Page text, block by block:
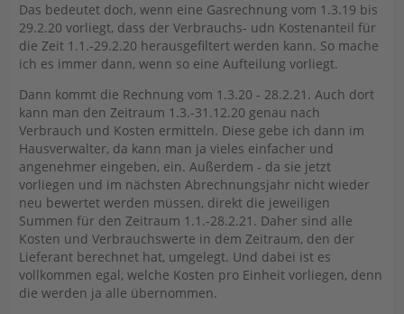
Das bedeutet doch, wenn eine Gasrechnung vom 1.3.19 bis
29.2.20 vorliegt, dass der Verbrauchs- udn Kostenanteil für
die Zeit 1.1.-29.2.20 herausgefiltert werden kann. So mache
ich es immer dann, wenn so eine Aufteilung vorliegt.
Dann kommt die Rechnung vom 1.3.20 - 28.2.21. Auch dort
kann man den Zeitraum 1.3.-31.12.20 genau nach
Verbrauch und Kosten ermitteln. Diese gebe ich dann im
Hausverwalter, da kann man ja vieles einfacher und
angenehmer eingeben, ein. Außerdem - da sie jetzt
vorliegen und im nächsten Abrechnungsjahr nicht wieder
neu bewertet werden müssen, direkt die jeweiligen
Summen für den Zeitraum 1.1.-28.2.21. Daher sind alle
Kosten und Verbrauchswerte in dem Zeitraum, den der
Lieferant berechnet hat, umgelegt. Und dabei ist es
vollkommen egal, welche Kosten pro Einheit vorliegen, denn
die werden ja alle übernommen.